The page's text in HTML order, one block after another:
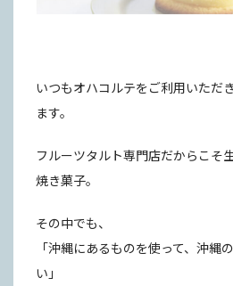
いつもオハコルテをご利用いただ
ます。
フルーツタルト専門店だからこそ
焼き菓子。
その中でも、
「沖縄にあるものを使って、沖縄
い」